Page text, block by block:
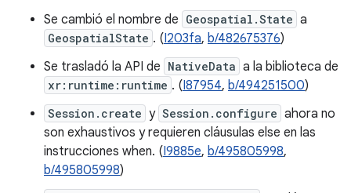
Se cambió el nombre de Geospatial.State a
GeospatialState . (I203fa, b/482675376)
Se trasladó la API de NativeData a la biblioteca de
xr:runtime:runtime . (I87954, b/494251500)
Session.create y Session.configure ahora no
son exhaustivos y requieren cláusulas else en las
instrucciones when. (I9885e, b/495805998,
b/495805998)